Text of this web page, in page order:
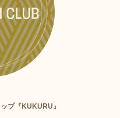
プ『KUKURU』